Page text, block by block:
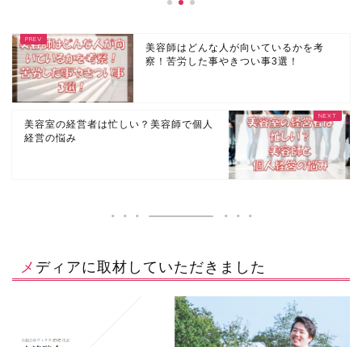
美容師はどんな人が向いているかを考
察！苦労した事やきつい事3選！
美容室の経営者は忙しい？美容師で個人
経営の悩み
メディアに取材していただきました